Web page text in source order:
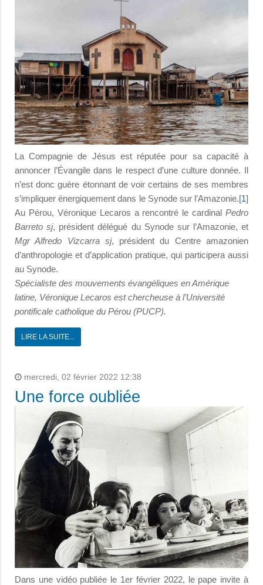
La Compagnie de Jésus est réputée pour sa capacité à
annoncer l’Évangile dans le respect d’une culture donnée. Il
n’est donc guère étonnant de voir certains de ses membres
s’impliquer énergiquement dans le Synode sur l’Amazonie.[1]
Au Pérou, Véronique Lecaros a rencontré le cardinal Pedro
Barreto sj, président délégué du Synode sur l’Amazonie, et
Mgr Alfredo Vizcarra sj, président du Centre amazonien
d’anthropologie et d’application pratique, qui participera aussi
au Synode.
Spécialiste des mouvements évangéliques en Amérique
latine, Véronique Lecaros est chercheuse à l’Université
pontificale catholique du Pérou (PUCP).
LIRE LA SUITE...
mercredi, 02 février 2022 12:38
Une force oubliée
Dans une vidéo publiée le 1er février 2022, le pape invite à